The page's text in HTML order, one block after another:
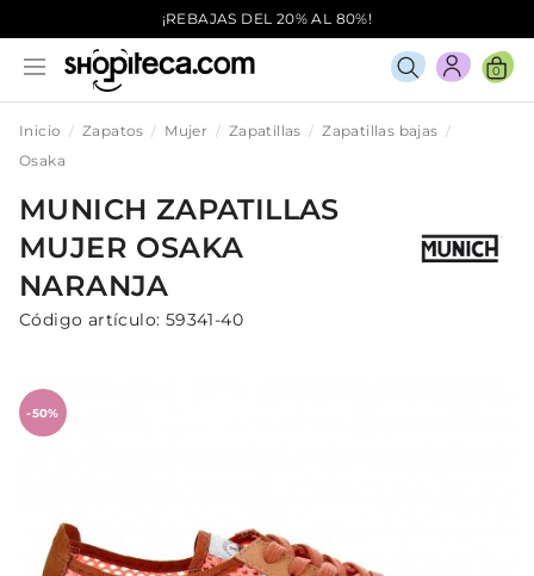
¡REBAJAS DEL 20% AL 80%!
0
Inicio Zapatos Mujer Zapatillas
Zapatillas bajas
Osaka
MUNICH ZAPATILLAS
MUJER OSAKA
NARANJA
Código artículo: 59341-40
-50%